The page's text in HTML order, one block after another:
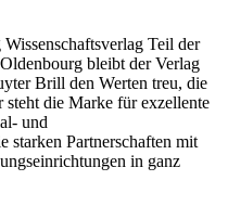
Teil der
bleibt der Verlag
Brill den Werten treu, die
die Marke für exzellente
und
starken Partnerschaften mit
in ganz